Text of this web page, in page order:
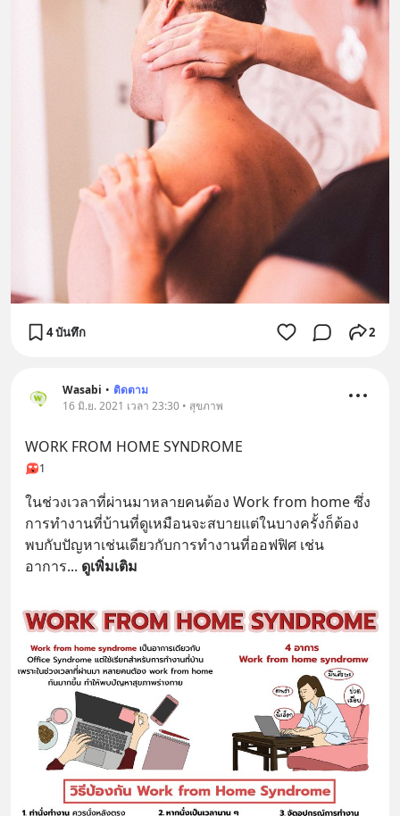
4 บันทึก 2
Wasabi • ติดตาม
16 มิ.ย. 2021 เวลา 23:30 • สุขภาพ
WORK FROM HOME SYNDROME
1
ในช่วงเวลาที่ผ่านมาหลายคนต้อง Work from home ซึ่ง
การทำงานที่บ้านที่ดูเหมือนจะสบายแต่ในบางครั้งก็ต้อง
พบกับปัญหาเช่นเดียวกับการทำงานที่ออฟฟิศ เช่น
อาการ... ดูเพิ่มเติม